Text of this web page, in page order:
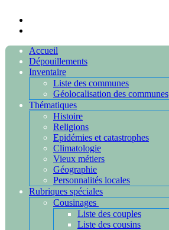
Accueil
Dépouillements
Inventaire
Liste des communes
Géolocalisation des communes
Thématiques
Histoire
Religions
Epidémies et catastrophes
Climatologie
Vieux métiers
Géographie
Personnalités locales
Rubriques spéciales
Cousinages
Liste des couples
Liste des cousins